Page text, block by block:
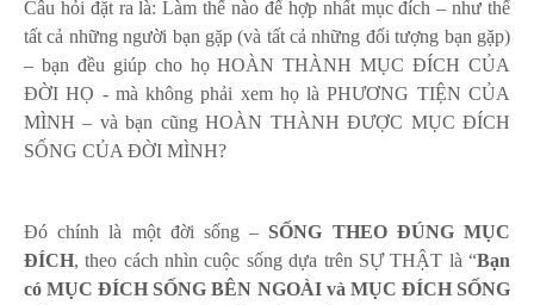
Câu hỏi đặt ra là: Làm thế nào để hợp nhất mục đích – như thể
tất cả những người bạn gặp (và tất cả những đối tượng bạn gặp)
– bạn đều giúp cho họ HOÀN THÀNH MỤC ĐÍCH CỦA
ĐỜI HỌ - mà không phải xem họ là PHƯƠNG TIỆN CỦA
MÌNH – và bạn cũng HOÀN THÀNH ĐƯỢC MỤC ĐÍCH
SỐNG CỦA ĐỜI MÌNH?
Đó chính là một đời sống – SỐNG THEO ĐÚNG MỤC
ĐÍCH, theo cách nhìn cuộc sống dựa trên SỰ THẬT là “Bạn
có MỤC ĐÍCH SỐNG BÊN NGOÀI và MỤC ĐÍCH SỐNG